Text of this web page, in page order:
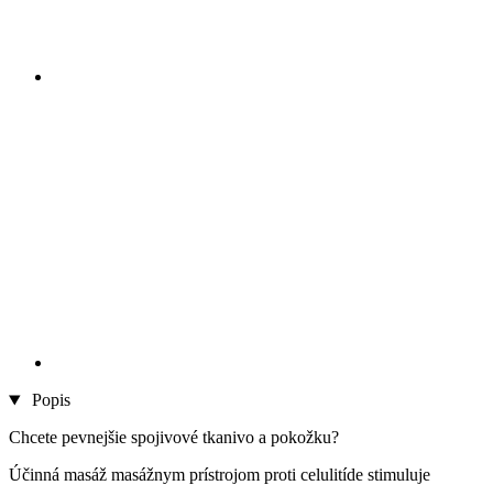
Popis
Chcete pevnejšie spojivové tkanivo a pokožku?
Účinná masáž masážnym prístrojom proti celulitíde stimuluje